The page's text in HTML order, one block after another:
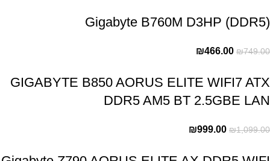
Gigabyte B760M D3HP (DDR5)
₪749.00
₪466.00
GIGABYTE B850 AORUS ELITE WIFI7 ATX
DDR5 AM5 BT 2.5GBE LAN
₪1,099.00
₪999.00